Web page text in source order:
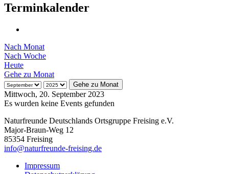
Terminkalender
Nach Monat
Nach Woche
Heute
Gehe zu Monat
Gehe zu Monat
Mittwoch, 20. September 2023
Es wurden keine Events gefunden
Naturfreunde Deutschlands Ortsgruppe Freising e.V.
Major-Braun-Weg 12
85354 Freising
info@naturfreunde-freising.de
Impressum